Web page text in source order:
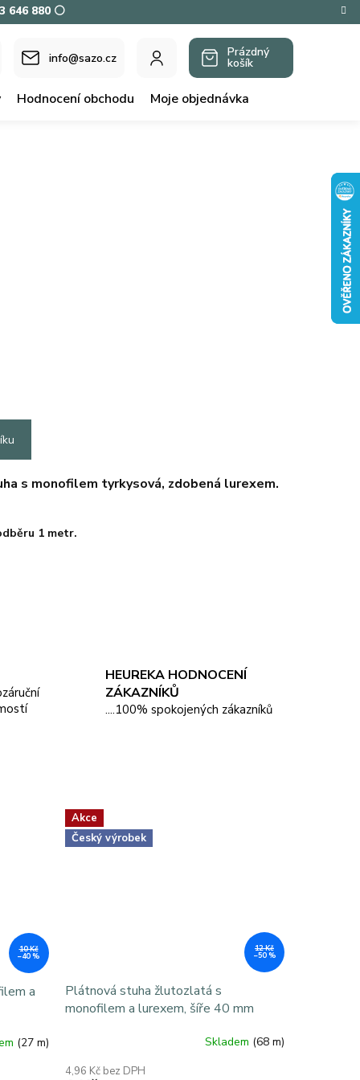
646 880 ⚪
info@sazo.cz
NÁKUPNÍ
Prázdný
košík
Hodnocení obchodu Moje objednávka
s monofilem tyrkysová, zdobená lurexem.
1 metr.
HEUREKA HODNOCENÍ
ZÁKAZNÍKŮ
....100% spokojených zákazníků
10 Kč
–40 %
a
(27 m)
Akce
Český výrobek
12 Kč
–50 %
Plátnová stuha žlutozlatá s
monofilem a lurexem, šíře 40 mm
Skladem (68 m)
4,96 Kč bez DPH